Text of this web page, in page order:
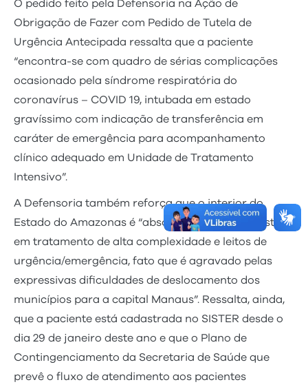
O pedido feito pela Defensoria na Ação de
Obrigação de Fazer com Pedido de Tutela de
Urgência Antecipada ressalta que a paciente
“encontra-se com quadro de sérias complicações
ocasionado pela síndrome respiratória do
coronavírus – COVID 19, intubada em estado
gravíssimo com indicação de transferência em
caráter de emergência para acompanhamento
clínico adequado em Unidade de Tratamento
Intensivo”.
A Defensoria também reforça que o interior do
Estado do Amazonas é “absolutamente desassistido
em tratamento de alta complexidade e leitos de
urgência/emergência, fato que é agravado pelas
expressivas dificuldades de deslocamento dos
municípios para a capital Manaus”. Ressalta, ainda,
que a paciente está cadastrada no SISTER desde o
dia 29 de janeiro deste ano e que o Plano de
Contingenciamento da Secretaria de Saúde que
prevê o fluxo de atendimento aos pacientes